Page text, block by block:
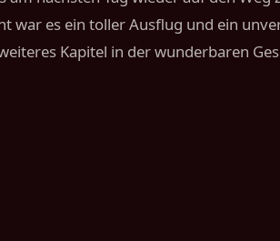
war es ein toller Ausflug und ein
Kapitel in der wunderbaren